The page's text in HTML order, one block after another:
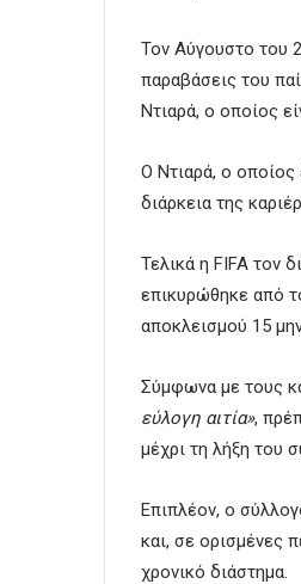
Τον Αύγουστο του
παραβάσεις του
Ντιαρά, ο οποίος
Ο Ντιαρά, ο οποίος
διάρκεια της
Τελικά η FIFA τον
επικυρώθηκε από
αποκλεισμού 15
Σύμφωνα με τους
εύλογη αιτία»,
μέχρι τη λήξη του
Επιπλέον, ο
και, σε ορισμένες
χρονικό διάστημα.